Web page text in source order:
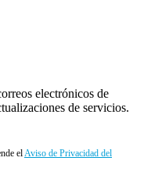
electrónicos de
de servicios.
elAviso de Privacidad del